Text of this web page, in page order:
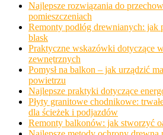
Najlepsze rozwiązania do
pomieszczeniach
Remonty podłóg drewnianych:
blask
Praktyczne wskazówki dotyczące
zewnętrznych
Pomysł na balkon – jak urządzić
powietrzu
Najlepsze praktyki dotyczące
Płyty granitowe chodnikowe:
dla ścieżek i podjazdów
Remonty balkonów: jak stworzyć